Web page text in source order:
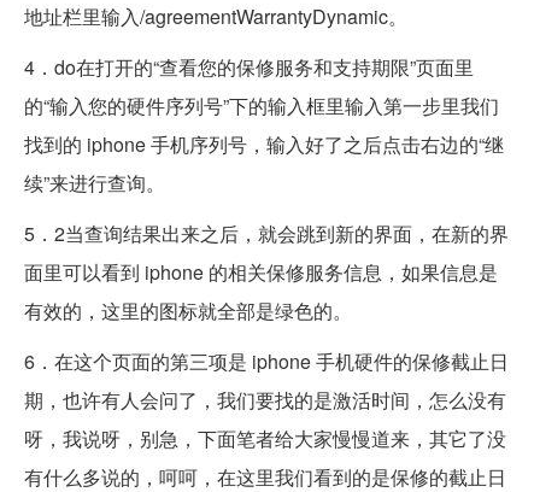
地址栏里输入/agreementWarrantyDynamic。
4．do在打开的“查看您的保修服务和支持期限”页面里
的“输入您的硬件序列号”下的输入框里输入第一步里我们
找到的 iphone 手机序列号，输入好了之后点击右边的“继
续”来进行查询。
5．2当查询结果出来之后，就会跳到新的界面，在新的界
面里可以看到 iphone 的相关保修服务信息，如果信息是
有效的，这里的图标就全部是绿色的。
6．在这个页面的第三项是 iphone 手机硬件的保修截止日
期，也许有人会问了，我们要找的是激活时间，怎么没有
呀，我说呀，别急，下面笔者给大家慢慢道来，其它了没
有什么多说的，呵呵，在这里我们看到的是保修的截止日